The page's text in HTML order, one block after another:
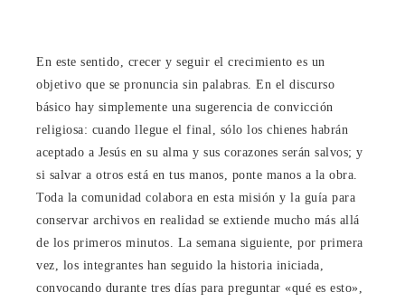
En este sentido, crecer y seguir el crecimiento es un
objetivo que se pronuncia sin palabras. En el discurso
básico hay simplemente una sugerencia de convicción
religiosa: cuando llegue el final, sólo los chienes habrán
aceptado a Jesús en su alma y sus corazones serán salvos; y
si salvar a otros está en tus manos, ponte manos a la obra.
Toda la comunidad colabora en esta misión y la guía para
conservar archivos en realidad se extiende mucho más allá
de los primeros minutos. La semana siguiente, por primera
vez, los integrantes han seguido la historia iniciada,
convocando durante tres días para preguntar «qué es esto»,